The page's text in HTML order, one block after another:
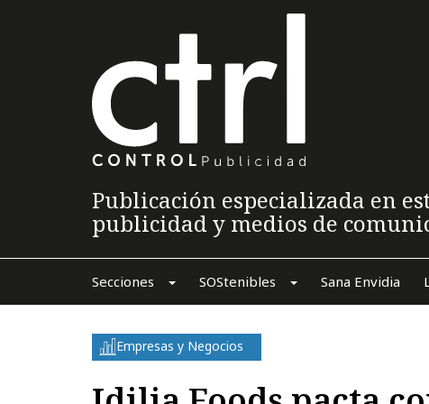
Publicación especializada en
publicidad y medios de
Secciones SOStenibles Sana Envidia
Empresas y Negocios